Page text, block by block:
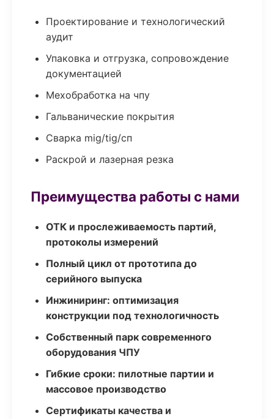
Проектирование и технологический
аудит
Упаковка и отгрузка, сопровождение
документацией
Мехобработка на чпу
Гальванические покрытия
Сварка mig/tig/сп
Раскрой и лазерная резка
Преимущества работы с нами
ОТК и прослеживаемость партий,
протоколы измерений
Полный цикл от прототипа до
серийного выпуска
Инжиниринг: оптимизация
конструкции под технологичность
Собственный парк современного
оборудования ЧПУ
Гибкие сроки: пилотные партии и
массовое производство
Сертификаты качества и